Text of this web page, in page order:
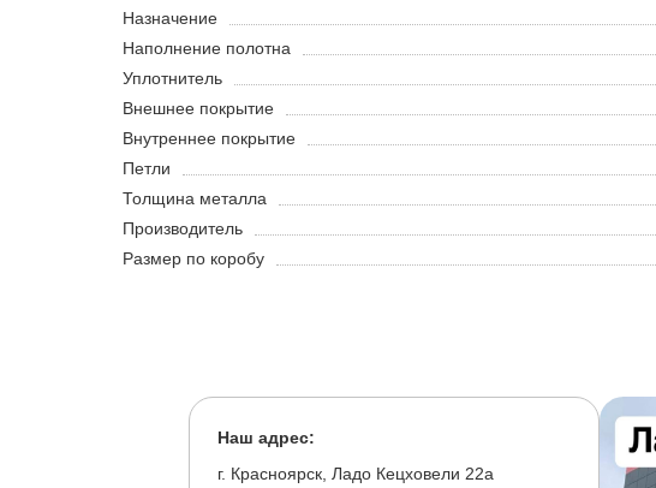
Назначение
Наполнение полотна
Уплотнитель
Внешнее покрытие
Внутреннее покрытие
Петли
Толщина металла
Производитель
Размер по коробу
Наш адрес:
г. Красноярск, Ладо Кецховели 22а